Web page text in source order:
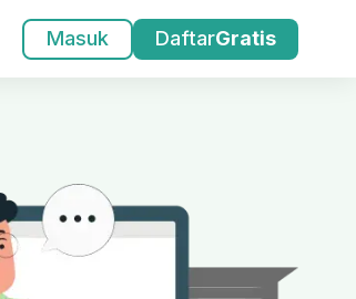
Masuk DaftarGratis